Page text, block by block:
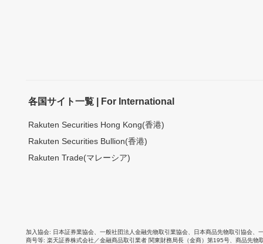
各国サイト一覧 | For International
Rakuten Securities Hong Kong(香港)
Rakuten Securities Bullion(香港)
Rakuten Trade(マレーシア)
加入協会 日本証券業協会 一般社団法人金融先物取引業協会 日本商品先物取引協会
商号等 楽天証券株式会社／金融商品取引業者 関東財務局長（金商）第195号、商品先物